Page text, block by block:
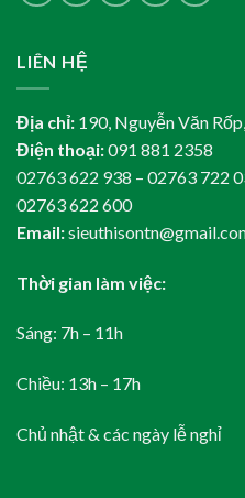
LIÊN HỆ
Địa chỉ: 190, Nguyễn Văn
Điện thoại:091 881 2358
02763 622 938 – 02763 722
02763 622 600
Email:
Thời gian làm việc:
Sáng: 7h – 11h
Chiều: 13h – 17h
Chủ nhật & các ngày lễ nghỉ